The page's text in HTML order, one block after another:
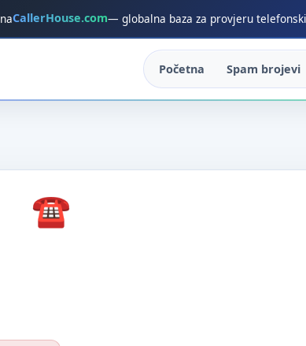
naCallerHouse.com— globalna baza za provjeru
Početna Spam brojevi